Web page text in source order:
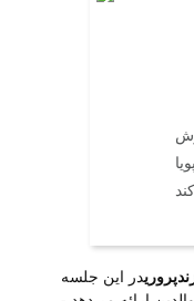
در این جلسه